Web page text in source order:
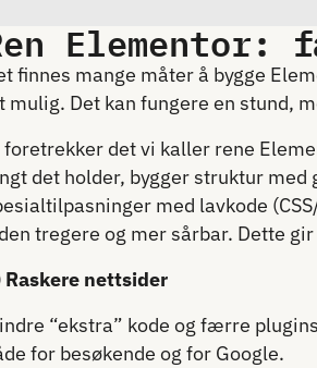
finnes mange måter å bygge
mulig. Det kan fungere en stund,
foretrekker det vi kaller rene
det holder, bygger struktur
med lavkode
tregere og mer sårbar. Dette
Raskere nettsider
“ekstra” kode og færre
for besøkende og for Google.